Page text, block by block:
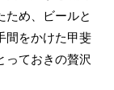
ため、ビールと
間をかけた甲斐
っておきの贅沢